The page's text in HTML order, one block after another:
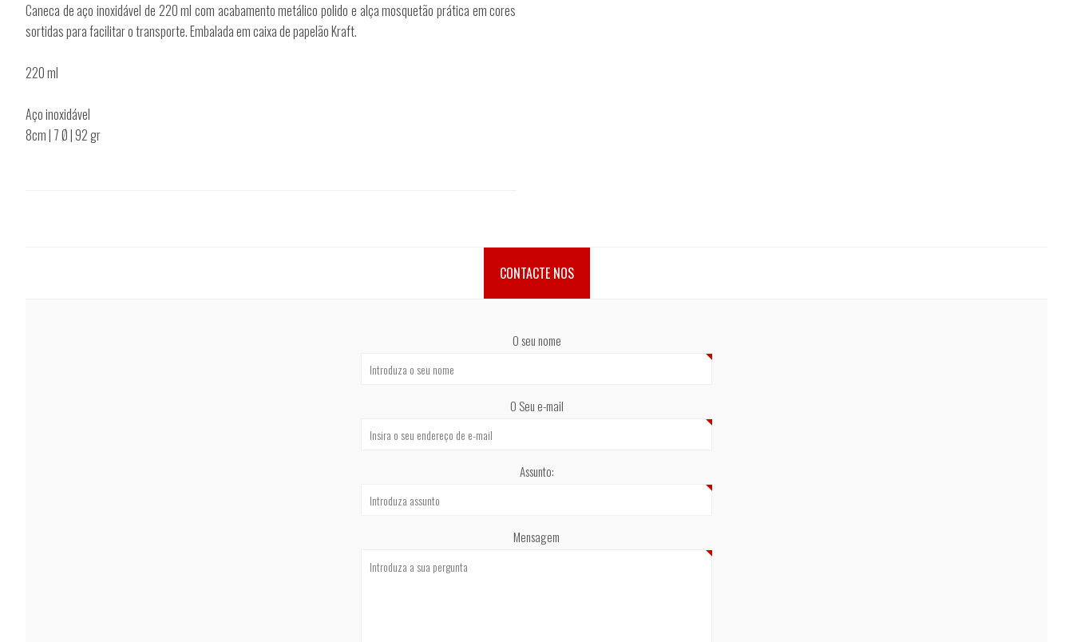
Caneca de aço inoxidável de 220 ml com acabamento metálico polido e alça mosquetão prática em cores
sortidas para facilitar o transporte. Embalada em caixa de papelão Kraft.
220 ml
Aço inoxidável
8cm | 7 Ø | 92 gr
CONTACTE NOS
O seu nome
O Seu e-mail
Assunto:
Mensagem